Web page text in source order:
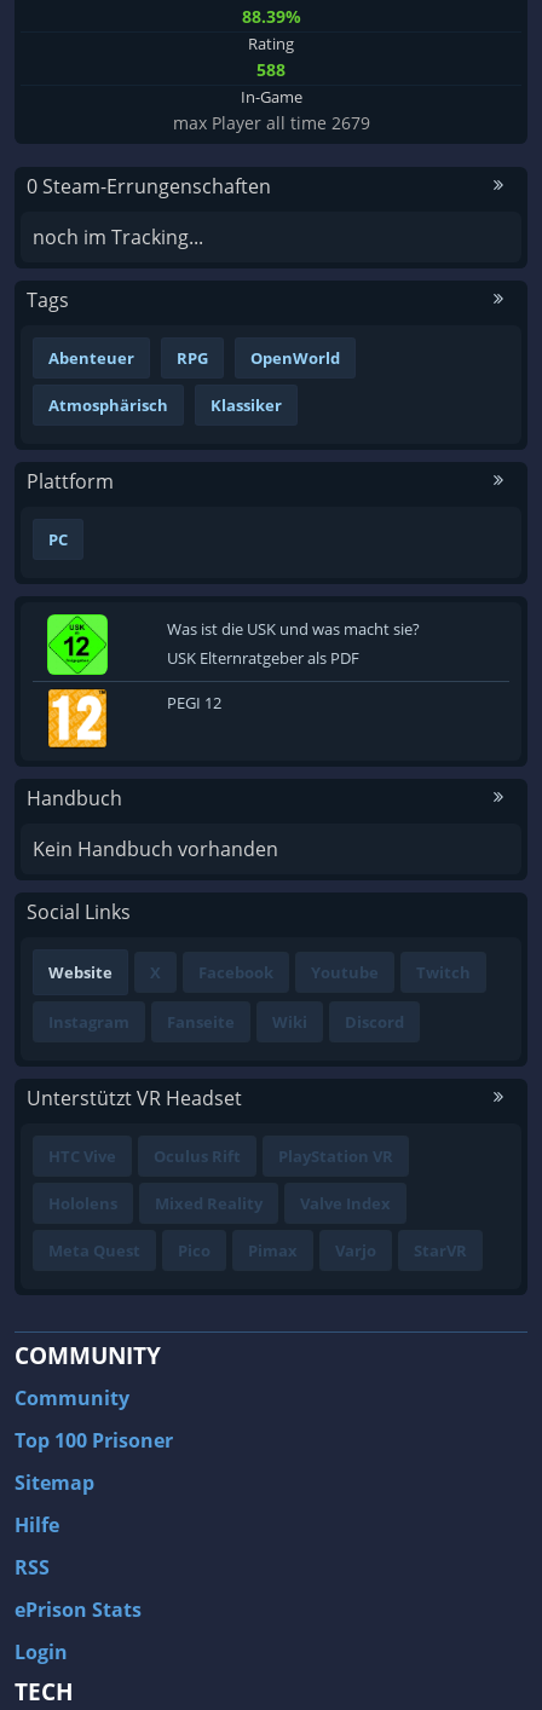
88.39%
Rating
588
In-Game
max Player all time 2679
0 Steam-Errungenschaften
noch im Tracking...
Tags
Abenteuer RPG OpenWorld
Atmosphärisch Klassiker
Plattform
PC
Was ist die USK und was macht sie?
USK Elternratgeber als PDF
PEGI 12
Handbuch
Kein Handbuch vorhanden
Social Links
Website X Facebook Youtube Twitch
Instagram Fanseite Wiki Discord
Unterstützt VR Headset
HTC Vive Oculus Rift PlayStation VR
Hololens Mixed Reality Valve Index
Meta Quest Pico Pimax Varjo StarVR
COMMUNITY
Community
Top 100 Prisoner
Sitemap
Hilfe
RSS
ePrison Stats
Login
TECH